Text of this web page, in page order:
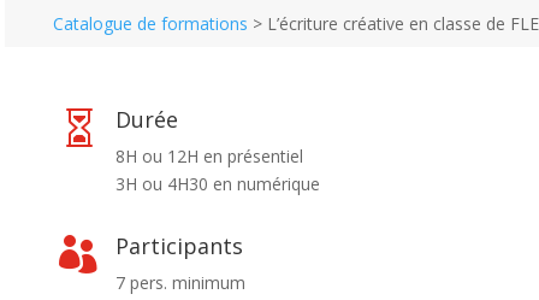
Catalogue de formations > L’écriture créative en classe de FLE
 Durée
8H ou 12H en présentiel
3H ou 4H30 en numérique
 Participants
7 pers. minimum